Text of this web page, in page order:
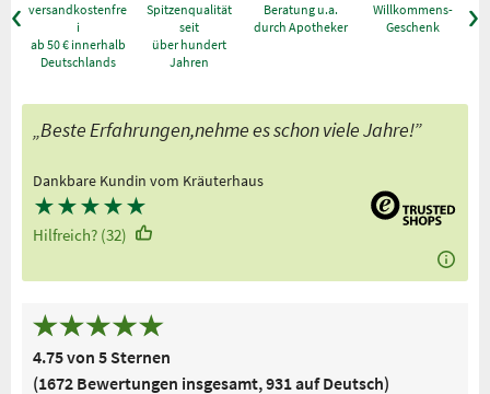
versandkostenfre
i
ab 50 € innerhalb
Deutschlands
Spitzenqualität
seit
über hundert
Jahren
Beratung u.a.
durch Apotheker
Willkommens-
Geschenk
„Beste Erfahrungen,nehme es schon viele Jahre!”
Dankbare Kundin vom Kräuterhaus
★★★★★
Hilfreich? (32)
4.75 von 5 Sternen
(1672 Bewertungen insgesamt, 931 auf Deutsch)